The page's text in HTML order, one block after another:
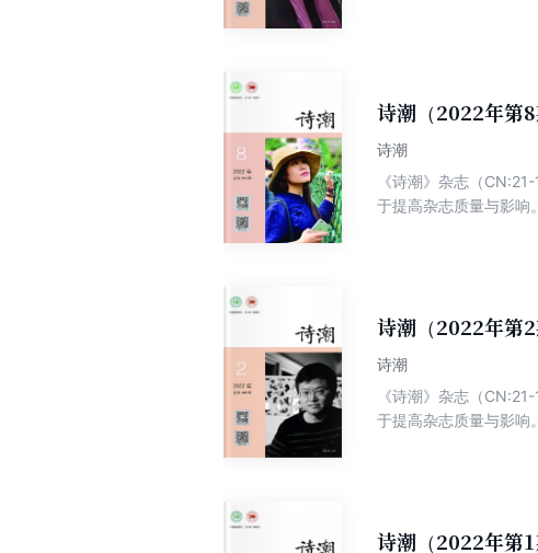
诗潮（2022年第8
诗潮
《诗潮》杂志（
于提高杂志质量与影响
诗潮（2022年第2
诗潮
《诗潮》杂志（
于提高杂志质量与影响
诗潮（2022年第1